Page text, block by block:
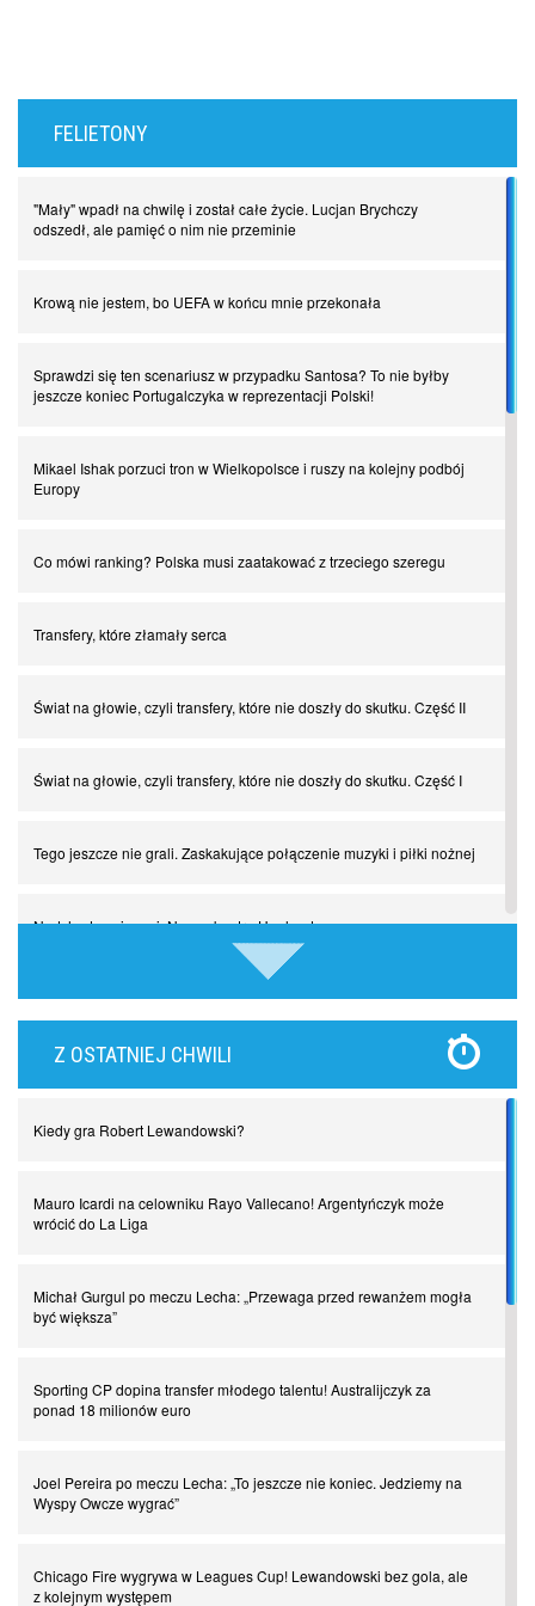
FELIETONY
"Mały" wpadł na chwilę i został całe życie. Lucjan Brychczy
odszedł, ale pamięć o nim nie przeminie
Krową nie jestem, bo UEFA w końcu mnie przekonała
Sprawdzi się ten scenariusz w przypadku Santosa? To nie byłby
jeszcze koniec Portugalczyka w reprezentacji Polski!
Mikael Ishak porzuci tron w Wielkopolsce i ruszy na kolejny podbój
Europy
Co mówi ranking? Polska musi zaatakować z trzeciego szeregu
Transfery, które złamały serca
Świat na głowie, czyli transfery, które nie doszły do skutku. Część II
Świat na głowie, czyli transfery, które nie doszły do skutku. Część I
Tego jeszcze nie grali. Zaskakujące połączenie muzyki i piłki nożnej
Nadchodzą giganci. Nunez kontra Haaland
Lewandowski kontra Bayern. Czy wilk będzie syty, a owca cała?
Piłkarz z numerem 47. Phil Foden i inne przypadki
Spadkowicze z Serie A. Komu powiemy ciao?
I love this game! Patrice Evra
Chłopak z pizzerii. Kim był zmarły Mino Raiola?
Manchester United. Czy magik z Holandii odczaruje przeklętą
Z OSTATNIEJ CHWILI
Kiedy gra Robert Lewandowski?
Mauro Icardi na celowniku Rayo Vallecano! Argentyńczyk może
wrócić do La Liga
Michał Gurgul po meczu Lecha: „Przewaga przed rewanżem mogła
być większa”
Sporting CP dopina transfer młodego talentu! Australijczyk za
ponad 18 milionów euro
Joel Pereira po meczu Lecha: „To jeszcze nie koniec. Jedziemy na
Wyspy Owcze wygrać”
Chicago Fire wygrywa w Leagues Cup! Lewandowski bez gola, ale
z kolejnym występem